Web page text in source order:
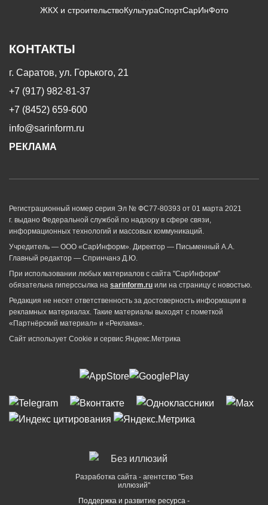
ЖКХ и строительствоКультураСпортСарИнФото
КОНТАКТЫ
г. Саратов, ул. Горького, 21
+7 (917) 982-81-37
+7 (8452) 659-600
info@sarinform.ru
РЕКЛАМА
Регистрационный номер серия Эл № ФС77-80393 от 01 марта 2021
г. выдано Федеральной службой по надзору в сфере связи,
информационных технологий и массовых коммуникаций.
Учредитель — ООО «СарИнформ». Директор — Письменный А.А.
Главный редактор — Спринчанэ Д.Ю.
При использовании любых материалов с сайта "СарИнформ"
обязательна гиперссылка на sarinform.ru или на страницу с новостью.
Редакция не несет ответственность за достоверность информации в
рекламных материалах. Такие материалы выходят с пометкой
«Партнёрский материал» и «Реклама».
Сайт использует Cookie и сервиc Яндекс.Метрика
Разработка сайта - агентство "Без
иллюзий"
Поддержка и развитие ресурса -